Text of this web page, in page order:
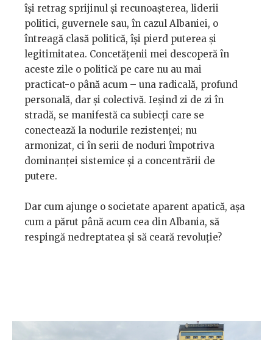
își retrag sprijinul și recunoașterea, liderii
politici, guvernele sau, în cazul Albaniei, o
întreagă clasă politică, își pierd puterea și
legitimitatea. Concetățenii mei descoperă în
aceste zile o politică pe care nu au mai
practicat-o până acum – una radicală, profund
personală, dar și colectivă. Ieșind zi de zi în
stradă, se manifestă ca subiecți care se
conectează la nodurile rezistenței; nu
armonizat, ci în serii de noduri împotriva
dominanței sistemice și a concentrării de
putere.
Dar cum ajunge o societate aparent apatică, așa
cum a părut până acum cea din Albania, să
respingă nedreptatea și să ceară revoluție?